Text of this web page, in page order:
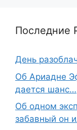
Последние
День
Об Ариадне
дается шанс…
Об одном
забавный он